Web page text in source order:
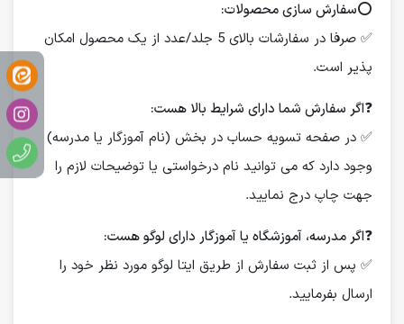
⭕️سفارش سازی محصولات:
✅ صرفا در سفارشات بالای 5 جلد/عدد از یک محصول امکان
پذیر است.
❓اگر سفارش شما دارای شرایط بالا هست:
✅ در صفحه تسویه حساب در بخش (نام آموزگار یا مدرسه)
وجود دارد که می توانید نام درخواستی یا توضیحات لازم را
جهت چاپ درج نمایید.
❓اگر مدرسه، آموزشگاه یا آموزگار دارای لوگو هست:
✅ پس از ثبت سفارش از طریق ایتا لوگو مورد نظر خود را
ارسال بفرمایید.